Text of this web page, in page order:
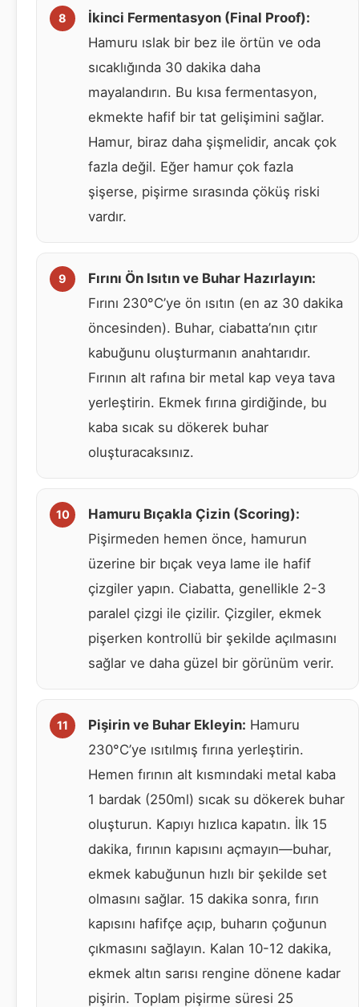
İkinci Fermentasyon (Final Proof):
Hamuru ıslak bir bez ile örtün ve oda
sıcaklığında 30 dakika daha
mayalandırın. Bu kısa fermentasyon,
ekmekte hafif bir tat gelişimini sağlar.
Hamur, biraz daha şişmelidir, ancak çok
fazla değil. Eğer hamur çok fazla
şişerse, pişirme sırasında çöküş riski
vardır.
Fırını Ön Isıtın ve Buhar Hazırlayın:
Fırını 230°C’ye ön ısıtın (en az 30 dakika
öncesinden). Buhar, ciabatta’nın çıtır
kabuğunu oluşturmanın anahtarıdır.
Fırının alt rafına bir metal kap veya tava
yerleştirin. Ekmek fırına girdiğinde, bu
kaba sıcak su dökerek buhar
oluşturacaksınız.
Hamuru Bıçakla Çizin (Scoring):
Pişirmeden hemen önce, hamurun
üzerine bir bıçak veya lame ile hafif
çizgiler yapın. Ciabatta, genellikle 2-3
paralel çizgi ile çizilir. Çizgiler, ekmek
pişerken kontrollü bir şekilde açılmasını
sağlar ve daha güzel bir görünüm verir.
Pişirin ve Buhar Ekleyin: Hamuru
230°C’ye ısıtılmış fırına yerleştirin.
Hemen fırının alt kısmındaki metal kaba
1 bardak (250ml) sıcak su dökerek buhar
oluşturun. Kapıyı hızlıca kapatın. İlk 15
dakika, fırının kapısını açmayın—buhar,
ekmek kabuğunun hızlı bir şekilde set
olmasını sağlar. 15 dakika sonra, fırın
kapısını hafifçe açıp, buharın çoğunun
çıkmasını sağlayın. Kalan 10-12 dakika,
ekmek altın sarısı rengine dönene kadar
pişirin. Toplam pişirme süresi 25